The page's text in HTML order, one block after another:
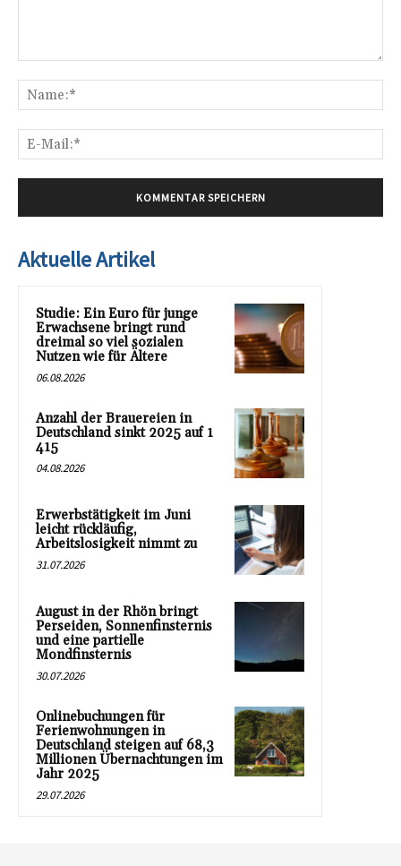
Aktuelle Artikel
Studie: Ein Euro für junge
Erwachsene bringt rund
dreimal so viel sozialen
Nutzen wie für Ältere
06.08.2026
Anzahl der Brauereien in
Deutschland sinkt 2025 auf 1
415
04.08.2026
Erwerbstätigkeit im Juni
leicht rückläufig,
Arbeitslosigkeit nimmt zu
31.07.2026
August in der Rhön bringt
Perseiden, Sonnenfinsternis
und eine partielle
Mondfinsternis
30.07.2026
Onlinebuchungen für
Ferienwohnungen in
Deutschland steigen auf 68,3
Millionen Übernachtungen im
Jahr 2025
29.07.2026